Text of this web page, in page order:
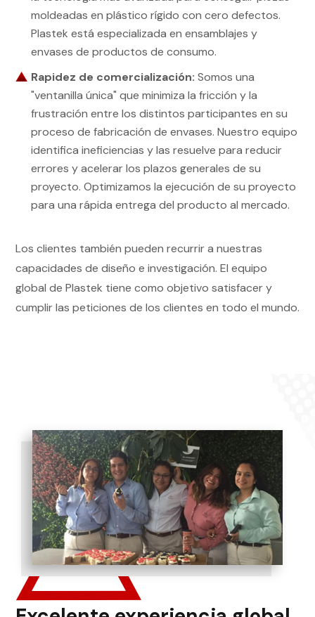
moldeadas en plástico rígido con cero defectos.
Plastek está especializada en ensamblajes y
envases de productos de consumo.
Rapidez de comercialización: Somos una
"ventanilla única" que minimiza la fricción y la
frustración entre los distintos participantes en su
proceso de fabricación de envases. Nuestro equipo
identifica ineficiencias y las resuelve para reducir
errores y acelerar los plazos generales de su
proyecto. Optimizamos la ejecución de su proyecto
para una rápida entrega del producto al mercado.
Los clientes también pueden recurrir a nuestras
capacidades de diseño e investigación. El equipo
global de Plastek tiene como objetivo satisfacer y
cumplir las peticiones de los clientes en todo el mundo.